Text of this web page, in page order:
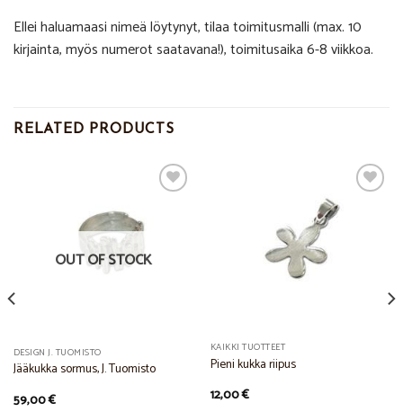
Ellei haluamaasi nimeä löytynyt, tilaa toimitusmalli (max. 10
kirjainta, myös numerot saatavana!), toimitusaika 6-8 viikkoa.
RELATED PRODUCTS
OUT OF STOCK
DESIGN J. TUOMISTO
Jääkukka sormus, J. Tuomisto
59,00€
KAIKKI TUOTTEET
Pieni kukka riipus
12,00€